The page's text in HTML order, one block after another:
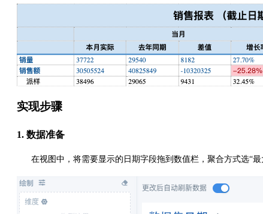
实现步骤
1. 数据准备
在视图中，将需要显示的日期字段拖到数值栏，聚合方式选“最